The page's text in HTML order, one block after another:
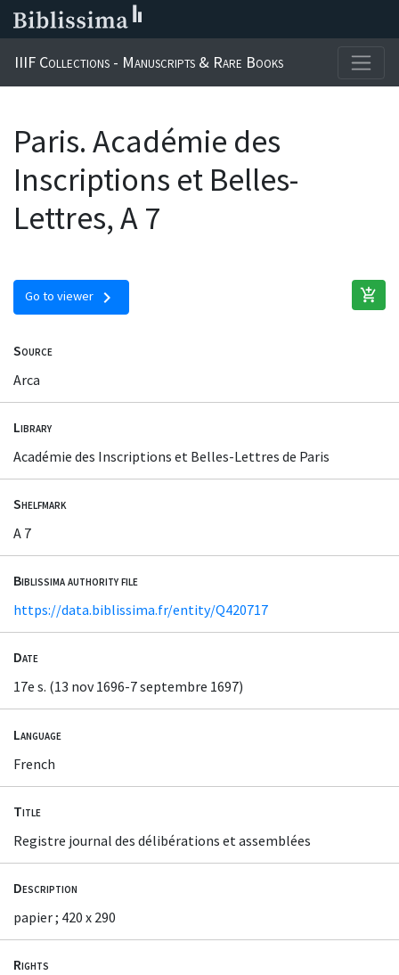
IIIF Collections - Manuscripts & Rare Books
Paris. Académie des
Inscriptions et Belles-
Lettres, A 7
Go to viewer chevron_right add_shopping_cart
Source
Arca
Library
Académie des Inscriptions et Belles-Lettres de Paris
Shelfmark
A 7
Biblissima authority file
https://data.biblissima.fr/entity/Q420717
Date
17e s. (13 nov 1696-7 septembre 1697)
Language
French
Title
Registre journal des délibérations et assemblées
Description
papier ; 420 x 290
Rights